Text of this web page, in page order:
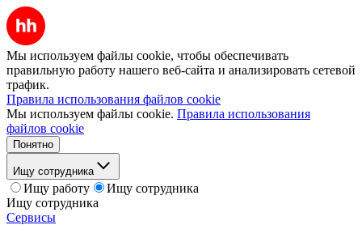
Мы используем файлы cookie, чтобы обеспечивать
правильную работу нашего веб-сайта и анализировать сетевой
трафик.
Правила использования файлов cookie
Мы используем файлы cookie. Правила использования
файлов cookie
Понятно
Ищу сотрудника
Ищу работу
Ищу сотрудника
Ищу сотрудника
Сервисы